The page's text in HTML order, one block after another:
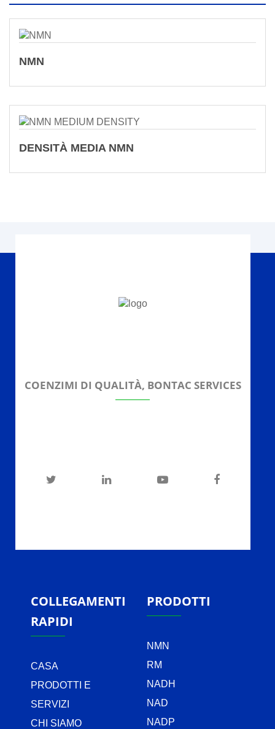
NMN
DENSITÀ MEDIA NMN
COENZIMI DI QUALITÀ, BONTAC SERVICES
COLLEGAMENTI
RAPIDI
CASA
PRODOTTI E
SERVIZI
CHI SIAMO
PRODOTTI
NMN
RM
NADH
NAD
NADP